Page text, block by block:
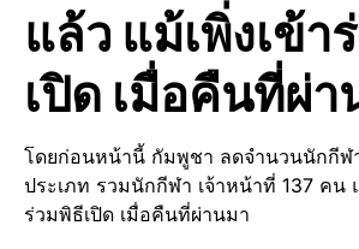
แล้ว แม้เพิ่งเข้า
เปิด เมื่อคืนที่ผ่า
โดยก่อนหน้านี้ กัมพูชา ลดจำนวนนักกีฬ
ประเภท รวมนักกีฬา เจ้าหน้าที่ 137 คน
ร่วมพิธีเปิด เมื่อคืนที่ผ่านมา